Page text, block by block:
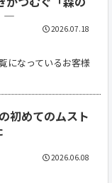
―
になっているお客様
2026.07.18
初めてのムスト
2026.06.08